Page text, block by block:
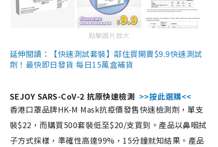
點擊圖片放大
延伸閱讀：【快速測試套裝】鄰住買開賣$9.9快速測試
劑！最快即日發貨 每日15萬盒補貨
SEJOY SARS-CoV-2 抗原快速檢測 >>按此選購<<
香港口罩品牌HK-M Mask抗疫價發售快速檢測劑，單支
裝$22，而購買500套裝低至$20/支買到。產品以鼻咽拭
子方式採樣，準確性高達99%，15分鐘就知結果。產品